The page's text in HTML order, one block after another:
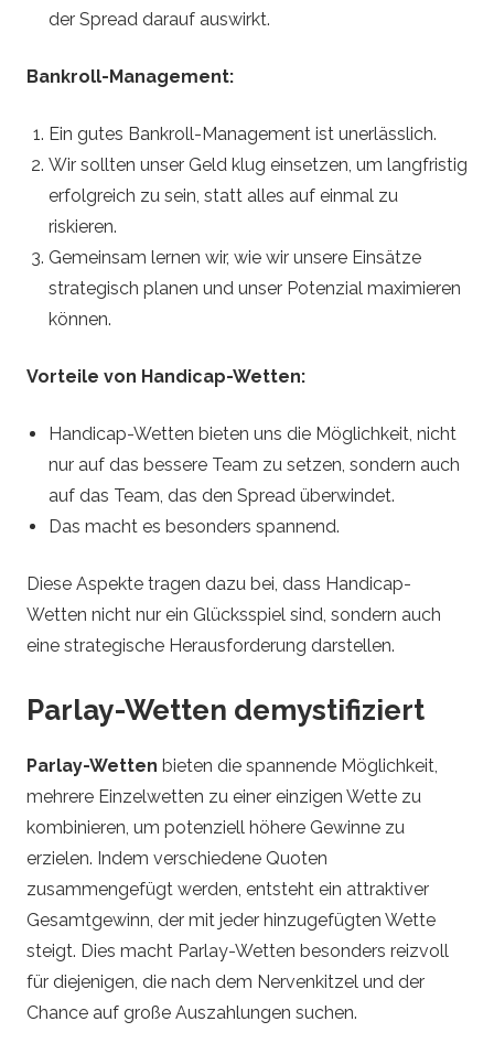
der Spread darauf auswirkt.
Bankroll-Management:
Ein gutes Bankroll-Management ist unerlässlich.
Wir sollten unser Geld klug einsetzen, um langfristig
erfolgreich zu sein, statt alles auf einmal zu
riskieren.
Gemeinsam lernen wir, wie wir unsere Einsätze
strategisch planen und unser Potenzial maximieren
können.
Vorteile von Handicap-Wetten:
Handicap-Wetten bieten uns die Möglichkeit, nicht
nur auf das bessere Team zu setzen, sondern auch
auf das Team, das den Spread überwindet.
Das macht es besonders spannend.
Diese Aspekte tragen dazu bei, dass Handicap-
Wetten nicht nur ein Glücksspiel sind, sondern auch
eine strategische Herausforderung darstellen.
Parlay-Wetten demystifiziert
Parlay-Wetten bieten die spannende Möglichkeit,
mehrere Einzelwetten zu einer einzigen Wette zu
kombinieren, um potenziell höhere Gewinne zu
erzielen. Indem verschiedene Quoten
zusammengefügt werden, entsteht ein attraktiver
Gesamtgewinn, der mit jeder hinzugefügten Wette
steigt. Dies macht Parlay-Wetten besonders reizvoll
für diejenigen, die nach dem Nervenkitzel und der
Chance auf große Auszahlungen suchen.